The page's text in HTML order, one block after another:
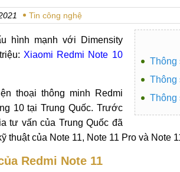
Tin công nghệ
Thông
Thông
Thông
hình mạnh với Dimensity
Xiaomi Redmi Note 10
thoại thông minh Redmi
10 tại Trung Quốc. Trước
tư vấn của Trung Quốc đã
thuật của Note 11, Note 11 Pro và Note
Redmi Note 11